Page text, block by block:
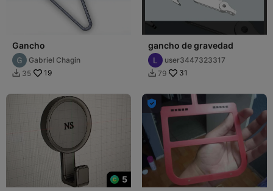
Gancho
Gabriel Chagin
 35 19
gancho de gravedad
user3447323317
 79 31
5
